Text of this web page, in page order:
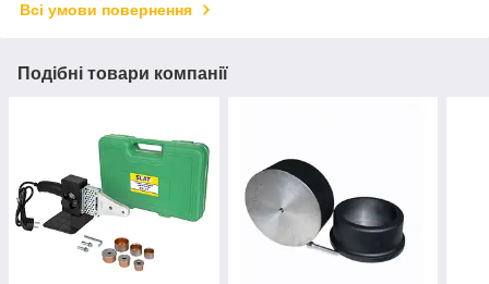
Всі умови повернення
Подібні товари компанії